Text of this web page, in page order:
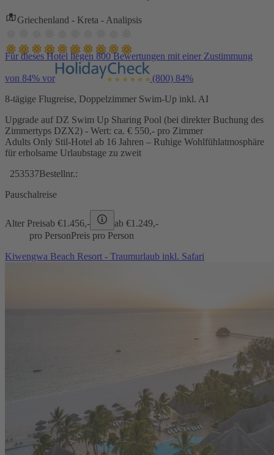
Griechenland - Kreta - Analipsis
Für dieses Hotel liegen 800 Bewertungen mit einer Zustimmung
von 84% vor (800) 84%
8-tägige Flugreise, Doppelzimmer Swim-Up inkl. AI
Upgrade auf DZ Swim Up Sharing Pool (bei direkter Buchung des
Zimmertyps DZX2) - Wert: ca. € 550,- pro Zimmer
Adults Only Stil-Hotel ab 16 Jahren – Ruhige Wohlfühlatmosphäre
für erholsame Urlaubstage zu zweit
253537Bestellnr.:
Pauschalreise
Alter Preisab €1.456,- ab €1.249,-
pro PersonPreis pro Person
Kiwengwa Beach Resort - Traumurlaub inkl. Safari